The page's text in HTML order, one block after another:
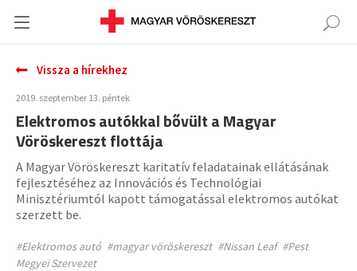
Vissza a hírekhez
2019. szeptember 13. péntek
Elektromos autókkal bővült a Magyar
Vöröskereszt flottája
A Magyar Vöröskereszt karitatív feladatainak ellátásának
fejlesztéséhez az Innovációs és Technológiai
Minisztériumtól kapott támogatással elektromos autókat
szerzett be.
#Elektromos autó #magyar vöröskereszt #Nissan Leaf #Pest
Megyei Szervezet